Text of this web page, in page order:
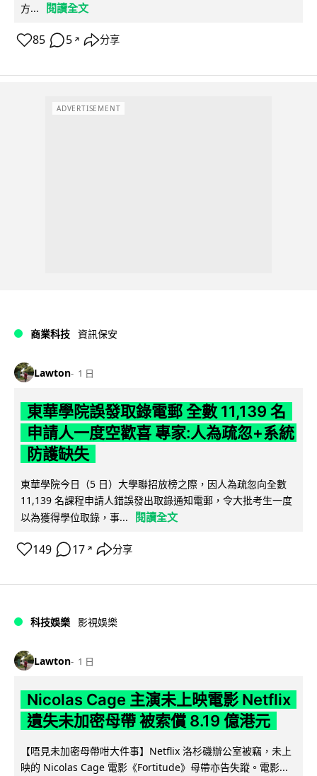
方...
閱讀全文
85 5 ↗ 分享
ADVERTISEMENT
商業科技 資訊保安
Lawton 1 日
東華學院誤發取錄電郵 全數 11,139 名
申請人一度空歡喜 專家:人為疏忽+系統
防護缺失
東華學院今日（5 日）大學聯招放榜之際，因人為疏忽向全數
11,139 名課程申請人錯誤發出取錄通知電郵，令大批考生一度
以為獲得學位取錄，事...
閱讀全文
149 17 ↗ 分享
科技娛樂 影視娛樂
Lawton 1 日
Nicolas Cage 主演未上映電影 Netflix
遺失未加密母帶 被索償 8.19 億港元
【唔見未加密母帶咁大件事】Netflix 洛杉磯辦公室被竊，未上
映的 Nicolas Cage 電影《Fortitude》母帶亦告失蹤。電影...